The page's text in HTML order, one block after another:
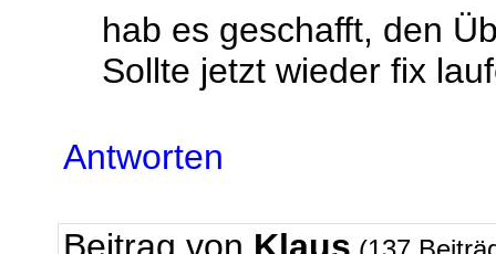
hab es geschafft, den
Sollte jetzt wieder fix
Antworten